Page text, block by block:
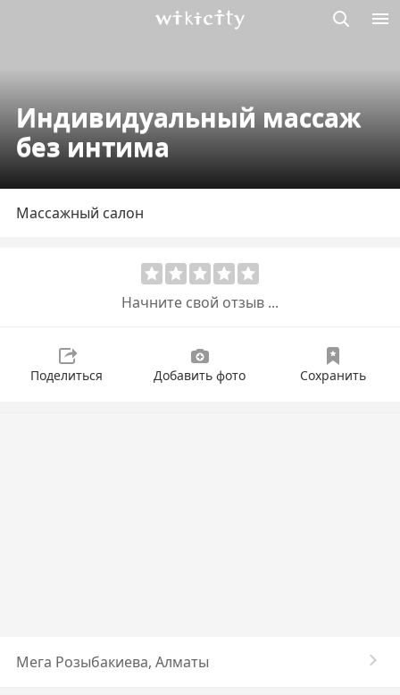
Индивидуальный массаж
без интима
Массажный салон
Начните свой отзыв ...
Поделиться Добавить фото Сохранить
Мега Розыбакиева, Алматы